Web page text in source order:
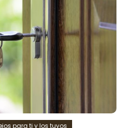
para ti y los tuyos